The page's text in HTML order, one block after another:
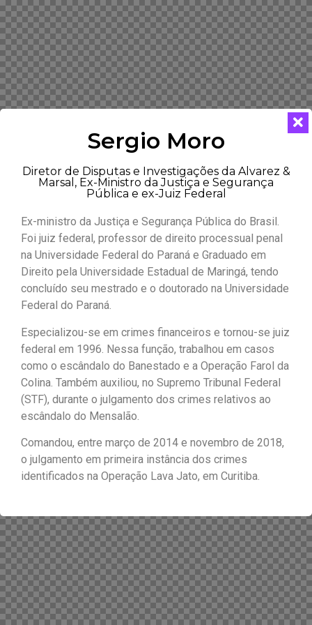
Sergio Moro
Diretor de Disputas e Investigações da Alvarez &
Marsal, Ex-Ministro da Justiça e Segurança
Pública e ex-Juiz Federal
Ex-ministro da Justiça e Segurança Pública do Brasil.
Foi juiz federal, professor de direito processual penal
na Universidade Federal do Paraná e Graduado em
Direito pela Universidade Estadual de Maringá, tendo
concluído seu mestrado e o doutorado na Universidade
Federal do Paraná.
Especializou-se em crimes financeiros e tornou-se juiz
federal em 1996. Nessa função, trabalhou em casos
como o escândalo do Banestado e a Operação Farol da
Colina. Também auxiliou, no Supremo Tribunal Federal
(STF), durante o julgamento dos crimes relativos ao
escândalo do Mensalão.
Comandou, entre março de 2014 e novembro de 2018,
o julgamento em primeira instância dos crimes
identificados na Operação Lava Jato, em Curitiba.